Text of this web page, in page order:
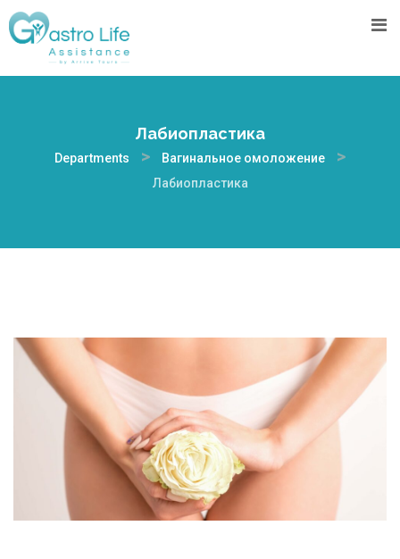
Лабиопластика
Departments > Вагинальное омоложение >
Лабиопластика